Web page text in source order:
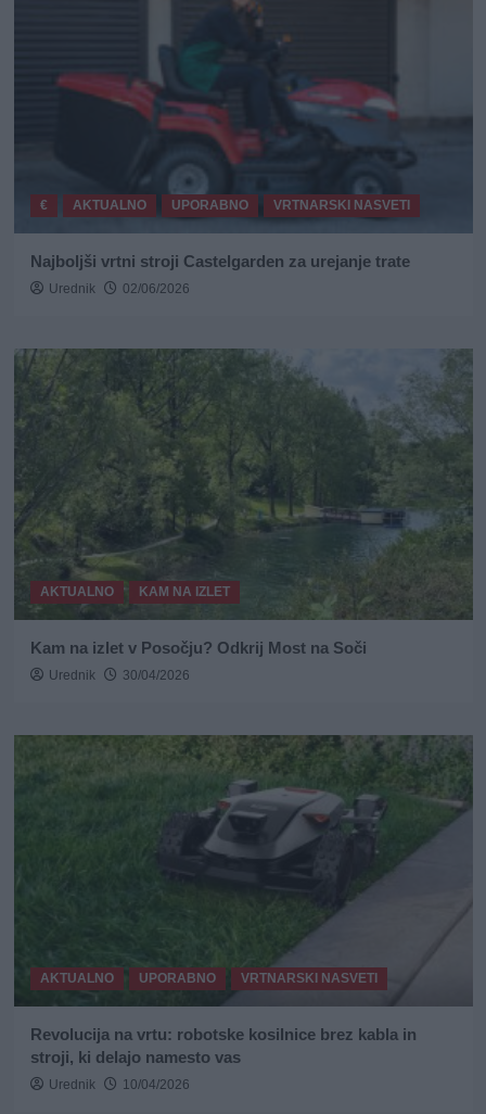
€ AKTUALNO UPORABNO VRTNARSKI NASVETI
Najboljši vrtni stroji Castelgarden za urejanje trate
Urednik 02/06/2026
AKTUALNO KAM NA IZLET
Kam na izlet v Posočju? Odkrij Most na Soči
Urednik 30/04/2026
AKTUALNO UPORABNO VRTNARSKI NASVETI
Revolucija na vrtu: robotske kosilnice brez kabla in
stroji, ki delajo namesto vas
Urednik 10/04/2026